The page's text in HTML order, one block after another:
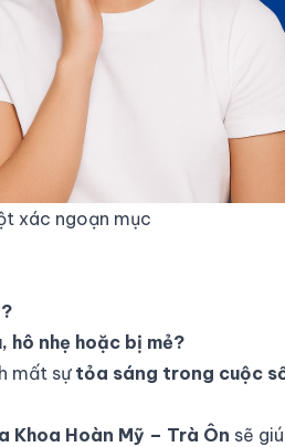
xác ngoạn mục
hô nhẹ hoặc bị mẻ?
mất sự tỏa sáng trong cuộc
Khoa Hoàn Mỹ – Trà Ôn sẽ